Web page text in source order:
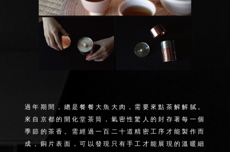
過年期間，總是餐餐大魚大肉，需要來點茶解解膩。
來自京都的開化堂茶筒，氣密性驚人的封存著每一個
季節的茶香。需經過一百二十道精密工序才能製作而
成，銅片表面，可以發現只有手工才能展現的溫暖細